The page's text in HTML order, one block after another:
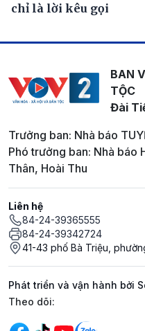
chỉ là lời kêu gọi
BAN
TỘC
Đài
Trưởng ban: Nhà báo
Phó trưởng ban: Nhà báo
Thân, Hoài Thu
Liên hệ
84-24-39365555
84-24-39342724
41-43 phố Bà Triệu,
Phát triển và vận hành bởi
Mạng xã hội
Theo dõi: